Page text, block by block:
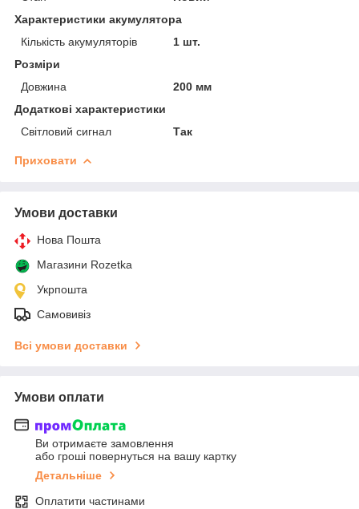
Характеристики акумулятора
Кількість акумуляторів
1 шт.
Розміри
Довжина
200 мм
Додаткові характеристики
Світловий сигнал
Так
Приховати
Умови доставки
Нова Пошта
Магазини Rozetka
Укрпошта
Самовивіз
Всі умови доставки
Умови оплати
Ви отримаєте замовлення
або гроші повернуться на вашу картку
Детальніше
Оплатити частинами